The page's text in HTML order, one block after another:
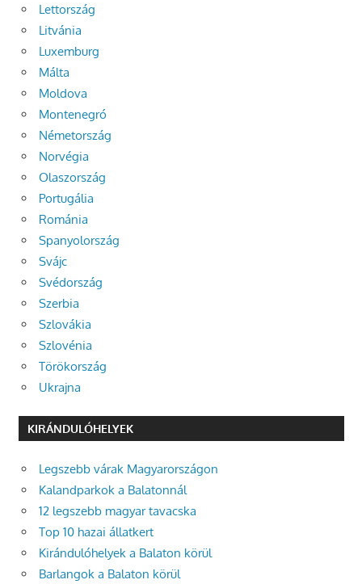
Lettország
Litvánia
Luxemburg
Málta
Moldova
Montenegró
Németország
Norvégia
Olaszország
Portugália
Románia
Spanyolország
Svájc
Svédország
Szerbia
Szlovákia
Szlovénia
Törökország
Ukrajna
KIRÁNDULÓHELYEK
Legszebb várak Magyarországon
Kalandparkok a Balatonnál
12 legszebb magyar tavacska
Top 10 hazai állatkert
Kirándulóhelyek a Balaton körül
Barlangok a Balaton körül